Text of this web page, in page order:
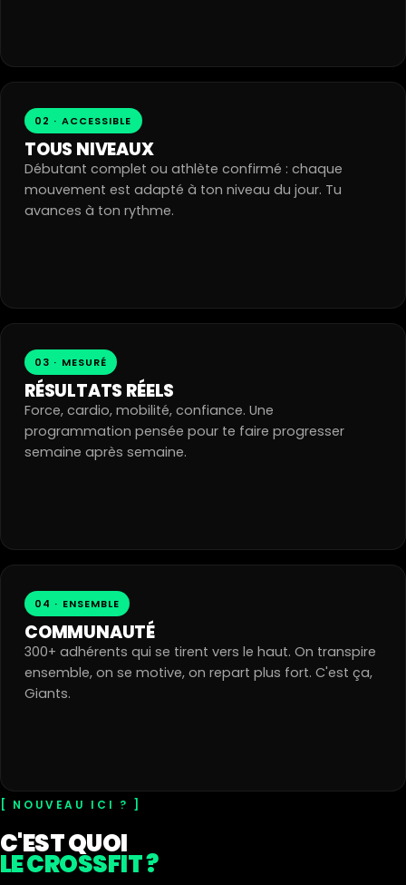
02 · ACCESSIBLE
TOUS NIVEAUX
Débutant complet ou athlète confirmé : chaque
mouvement est adapté à ton niveau du jour. Tu
avances à ton rythme.
03 · MESURÉ
RÉSULTATS RÉELS
Force, cardio, mobilité, confiance. Une
programmation pensée pour te faire progresser
semaine après semaine.
04 · ENSEMBLE
COMMUNAUTÉ
300+ adhérents qui se tirent vers le haut. On transpire
ensemble, on se motive, on repart plus fort. C'est ça,
Giants.
NOUVEAU ICI ?
C'EST QUOI
LE CROSSFIT ?